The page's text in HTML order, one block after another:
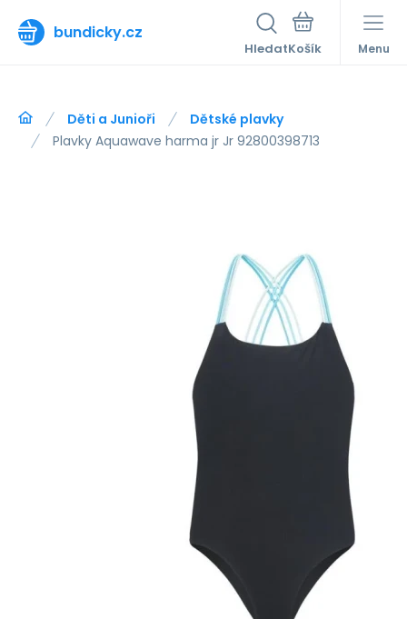
bundicky.cz
Hledat Menu
Děti a Junioři
Dětské plavky
Plavky Aquawave harma jr Jr 92800398713